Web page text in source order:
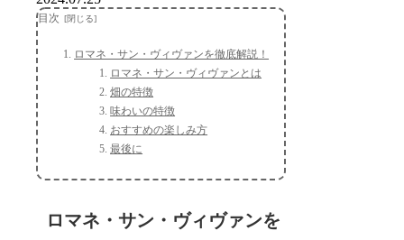
目次
ロマネ・サン・ヴィヴァンを徹底解説！
ロマネ・サン・ヴィヴァンとは
畑の特徴
味わいの特徴
おすすめの楽しみ方
最後に
ロマネ・サン・ヴィヴァンを